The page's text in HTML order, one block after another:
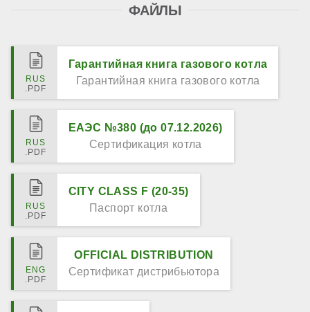
ФАЙЛЫ
Гарантийная книга газового котла
Гарантийная книга газового котла
ЕАЭС №380 (до 07.12.2026)
Сертификация котла
CITY CLASS F (20-35)
Паспорт котла
OFFICIAL DISTRIBUTION
Сертификат дистрибьютора